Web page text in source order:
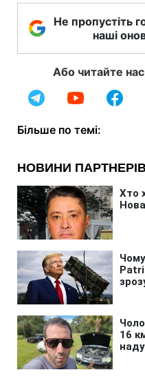
Не пропустіть
наші
Або читайте
Більше по темі: